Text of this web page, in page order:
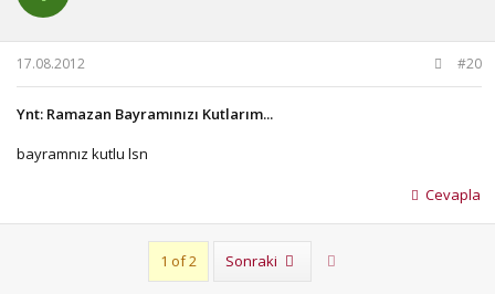
17.08.2012 #20
Ynt: Ramazan Bayramınızı Kutlarım...
bayramnız kutlu lsn
Cevapla
1 of 2 Sonraki